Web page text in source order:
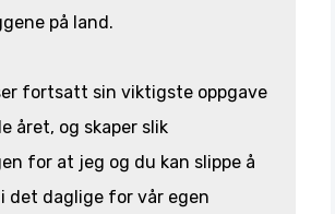
på land.
fortsatt sin viktigste oppgave
året, og skaper slik
for at jeg og du kan slippe å
i det daglige for vår egen